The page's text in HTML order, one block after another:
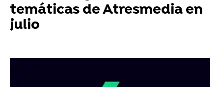
temáticas de Atresmedia en
julio